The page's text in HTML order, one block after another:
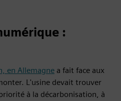
:
en Allemagne a fait face aux
L'usine devait trouver
à la décarbonisation, à